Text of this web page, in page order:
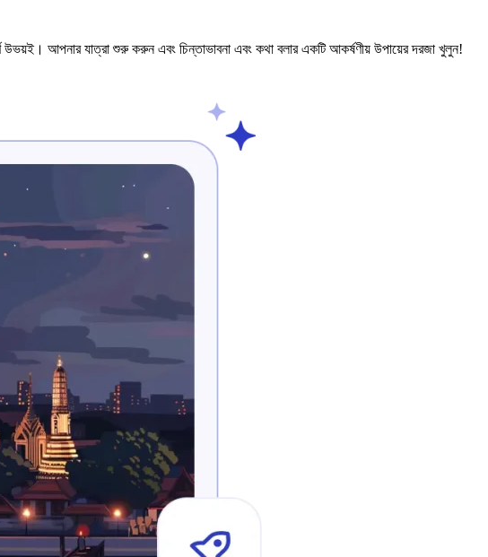
আপনার যাত্রা শুরু করুন এবং চিন্তাভাবনা এবং কথা বলার একটি আকর্ষণীয় উপায়ের দরজা খুলুন!